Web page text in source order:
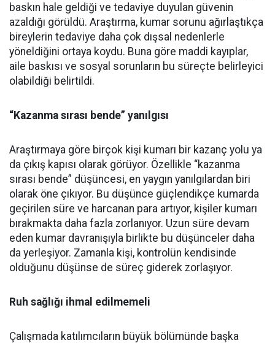
baskın hale geldiği ve tedaviye duyulan güvenin
azaldığı görüldü. Araştırma, kumar sorunu ağırlaştıkça
bireylerin tedaviye daha çok dışsal nedenlerle
yöneldiğini ortaya koydu. Buna göre maddi kayıplar,
aile baskısı ve sosyal sorunların bu süreçte belirleyici
olabildiği belirtildi.
“Kazanma sırası bende” yanılgısı
Araştırmaya göre birçok kişi kumarı bir kazanç yolu ya
da çıkış kapısı olarak görüyor. Özellikle “kazanma
sırası bende” düşüncesi, en yaygın yanılgılardan biri
olarak öne çıkıyor. Bu düşünce güçlendikçe kumarda
geçirilen süre ve harcanan para artıyor, kişiler kumarı
bırakmakta daha fazla zorlanıyor. Uzun süre devam
eden kumar davranışıyla birlikte bu düşünceler daha
da yerleşiyor. Zamanla kişi, kontrolün kendisinde
olduğunu düşünse de süreç giderek zorlaşıyor.
Ruh sağlığı ihmal edilmemeli
Çalışmada katılımcıların büyük bölümünde başka